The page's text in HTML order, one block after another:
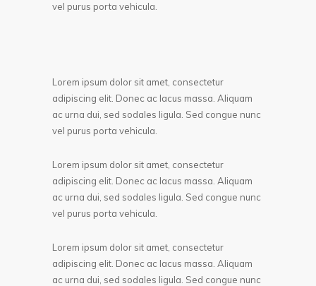
vel purus porta vehicula.
Lorem ipsum dolor sit amet, consectetur
adipiscing elit. Donec ac lacus massa. Aliquam
ac urna dui, sed sodales ligula. Sed congue nunc
vel purus porta vehicula.
Lorem ipsum dolor sit amet, consectetur
adipiscing elit. Donec ac lacus massa. Aliquam
ac urna dui, sed sodales ligula. Sed congue nunc
vel purus porta vehicula.
Lorem ipsum dolor sit amet, consectetur
adipiscing elit. Donec ac lacus massa. Aliquam
ac urna dui, sed sodales ligula. Sed congue nunc